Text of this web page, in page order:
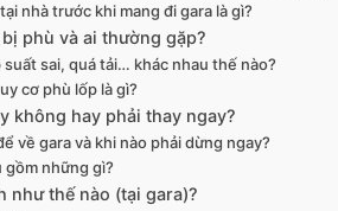
nhà trước khi mang đi gara là gì?
phù và ai thường gặp?
sai, quá tải… khác nhau thế nào?
cơ phù lốp là gì?
không hay phải thay ngay?
về gara và khi nào phải dừng ngay?
gồm những gì?
như thế nào (tại gara)?